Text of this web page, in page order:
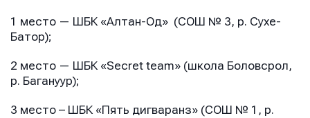
1 место — ШБК «Алтан-Од» (СОШ № 3, р. Сухе-
Батор);
2 место — ШБК «Secret team» (школа Боловсрол,
р. Багануур);
3 место – ШБК «Пять дигваранз» (СОШ № 1, р.